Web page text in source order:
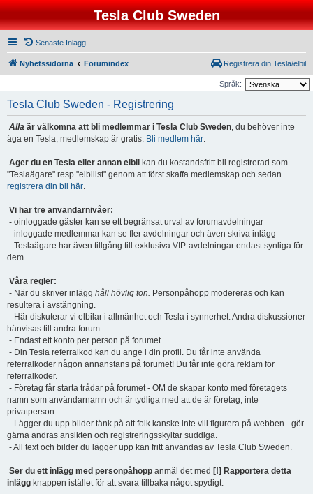
Tesla Club Sweden
Senaste Inlägg
Nyhetssidorna Forumindex Registrera din Tesla/elbil
Språk:
Tesla Club Sweden - Registrering
Alla är välkomna att bli medlemmar i Tesla Club Sweden, du behöver inte
äga en Tesla, medlemskap är gratis. Bli medlem här.
Äger du en Tesla eller annan elbil kan du kostandsfritt bli registrerad som
"Teslaägare" resp "elbilist" genom att först skaffa medlemskap och sedan
registrera din bil här.
Vi har tre användarnivåer:
- oinloggade gäster kan se ett begränsat urval av forumavdelningar
- inloggade medlemmar kan se fler avdelningar och även skriva inlägg
- Teslaägare har även tillgång till exklusiva VIP-avdelningar endast synliga för
dem
Våra regler:
- När du skriver inlägg håll hövlig ton. Personpåhopp modereras och kan
resultera i avstängning.
- Här diskuterar vi elbilar i allmänhet och Tesla i synnerhet. Andra diskussioner
hänvisas till andra forum.
- Endast ett konto per person på forumet.
- Din Tesla referralkod kan du ange i din profil. Du får inte använda
referralkoder någon annanstans på forumet! Du får inte göra reklam för
referralkoder.
- Företag får starta trådar på forumet - OM de skapar konto med företagets
namn som användarnamn och är tydliga med att de är företag, inte
privatperson.
- Lägger du upp bilder tänk på att folk kanske inte vill figurera på webben - gör
gärna andras ansikten och registreringsskyltar suddiga.
- All text och bilder du lägger upp kan fritt användas av Tesla Club Sweden.
Ser du ett inlägg med personpåhopp anmäl det med [!] Rapportera detta
inlägg knappen istället för att svara tillbaka något spydigt.